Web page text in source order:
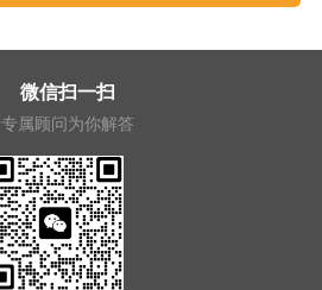
微信扫一扫
专属顾问为你解答